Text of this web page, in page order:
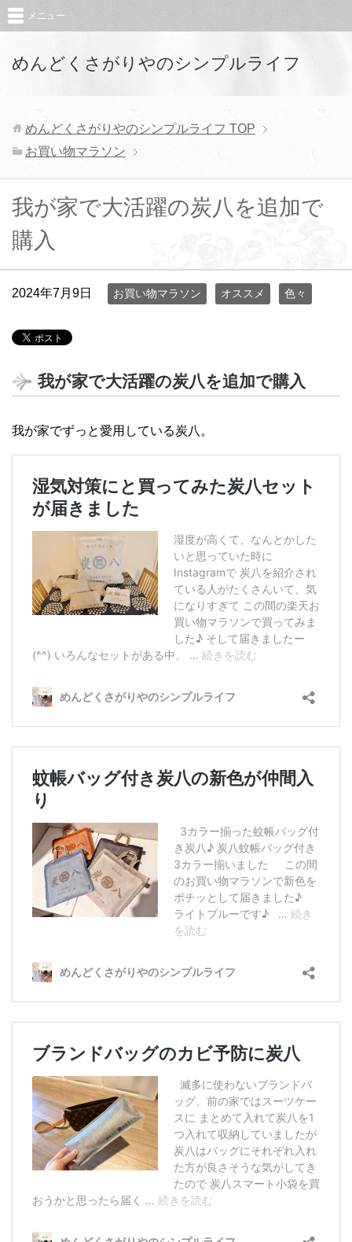
めんどくさがりやのシンプルライフ
メニュー
めんどくさがりやのシンプルライフ TOP
お買い物マラソン
我が家で大活躍の炭八を追加で
購入
2024年7月9日 お買い物マラソン オススメ 色々
我が家で大活躍の炭八を追加で購入
我が家でずっと愛用している炭八。